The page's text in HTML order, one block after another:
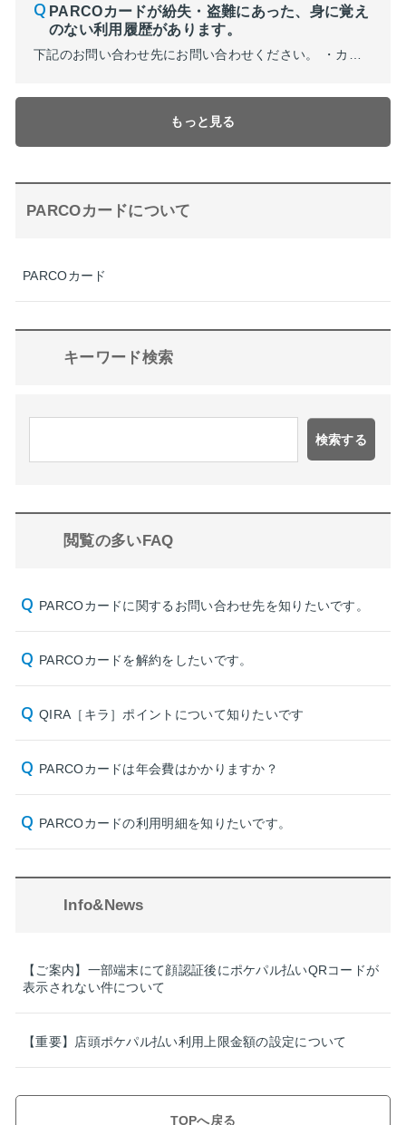
PARCOカードが紛失・盗難にあった、身に覚え
のない利用履歴があります。
もっと見る
PARCOカードについて
PARCOカード
キーワード検索
検索する
閲覧の多いFAQ
PARCOカードに関するお問い合わせ先を知りたいです。
PARCOカードを解約をしたいです。
QIRA［キラ］ポイントについて知りたいです
PARCOカードは年会費はかかりますか？
PARCOカードの利用明細を知りたいです。
Info&News
【ご案内】一部端末にて顔認証後にポケパル払いQRコードが
表示されない件について
【重要】店頭ポケパル払い利用上限金額の設定について
TOPへ戻る